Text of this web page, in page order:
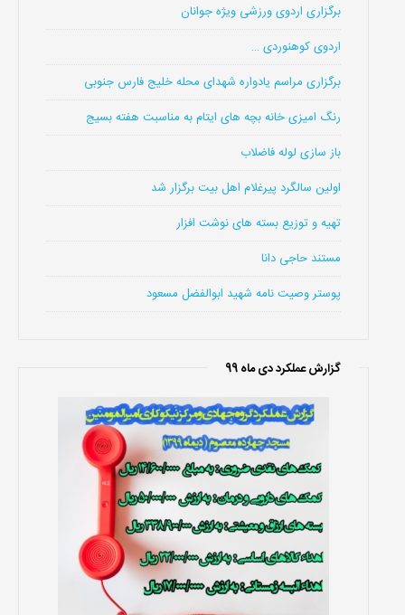
برگزاری اردوی ورزشی ویژه جوانان
اردوی کوهنوردی …
برگزاری مراسم یادواره شهدای محله خلیج فارس جنوبی
رنگ امیزی خانه بچه های ایتام به مناسبت هفته بسیج
باز سازی لوله فاضلاب
اولین سالگرد پیرغلام اهل بیت برگزار شد
تهیه و توزیع بسته های نوشت افزار
مستند حاجی دانا
پوستر وصیت نامه شهید ابوالفضل مسعود
گزارش عملکرد دی ماه 99